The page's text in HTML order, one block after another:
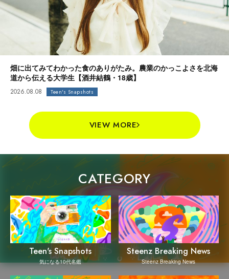
畑に出てみてわかった食のありがたみ。農業のかっこよさを北海
道から伝える大学生【酒井結鶴・18歳】
2026.08.08 Teen's Snapshots
VIEW MORE
CATEGORY
Teen's Snapshots
気になる10代名鑑
Steenz Breaking News
Steenz Breaking News